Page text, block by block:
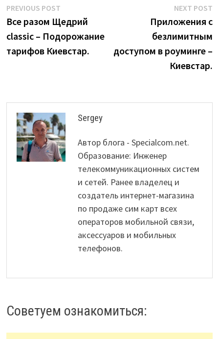
Post
navigation
PREVIOUS POSTPrevious
post:
Все разом Щедрий
classic – Подорожание
тарифов Киевстар.
NEXT POST
Приложения с
безлимитным
доступом в роуминге –
Киевстар.
Sergey
Автор блога - Specialcom.net.
Образование: Инженер
телекоммуникационных систем
и сетей. Ранее владелец и
создатель интернет-магазина
по продаже сим карт всех
операторов мобильной связи,
аксессуаров и мобильных
телефонов.
Советуем ознакомиться: